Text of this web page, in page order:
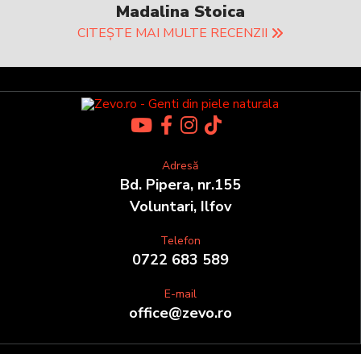
Madalina Stoica
CITEȘTE MAI MULTE RECENZII
Adresă
Bd. Pipera, nr.155
Voluntari, Ilfov
Telefon
0722 683 589
E-mail
office@zevo.ro